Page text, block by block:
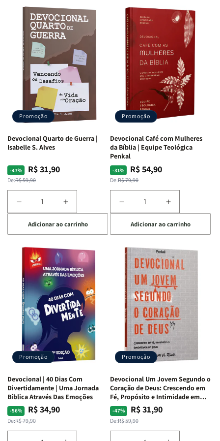
Promoção
Devocional Quarto de Guerra |
Isabelle S. Alves
-47%
Preço
normal
De:R$ 59,90
Preço
promocional
R$ 31,90
Diminuir
a
quantidade
de
Devocional
Quarto
de
Guerra
Isabelle
S.
Alves
Aumentar
a
quantidade
de
Devocional
Quarto
de
Guerra
|
Isabelle
S.
Alves
Adicionar ao carrinho
Promoção
Devocional Café com Mulheres
da Bíblia | Equipe Teológica
Penkal
-31%
Preço
normal
De:R$ 79,90
Preço
promocional
R$ 54,90
Diminuir
a
quantidade
de
Devocional
Café
com
Mulheres
da
Bíblia
Equipe
Teológica
Penkal
Aumentar
a
quantidade
de
Devocional
Café
com
Mulheres
da
Bíblia
|
Equipe
Teológica
Penkal
Adicionar ao carrinho
Promoção
Devocional | 40 Dias Com
Divertidamente | Uma Jornada
Bíblica Através Das Emoções
-56%
Preço
normal
De:R$ 79,90
Preço
promocional
R$ 34,90
Promoção
Devocional Um Jovem Segundo o
Coração de Deus: Crescendo em
Fé, Propósito e Intimidade em
Deus
-47%
Preço
normal
De:R$ 59,90
Preço
promocional
R$ 31,90